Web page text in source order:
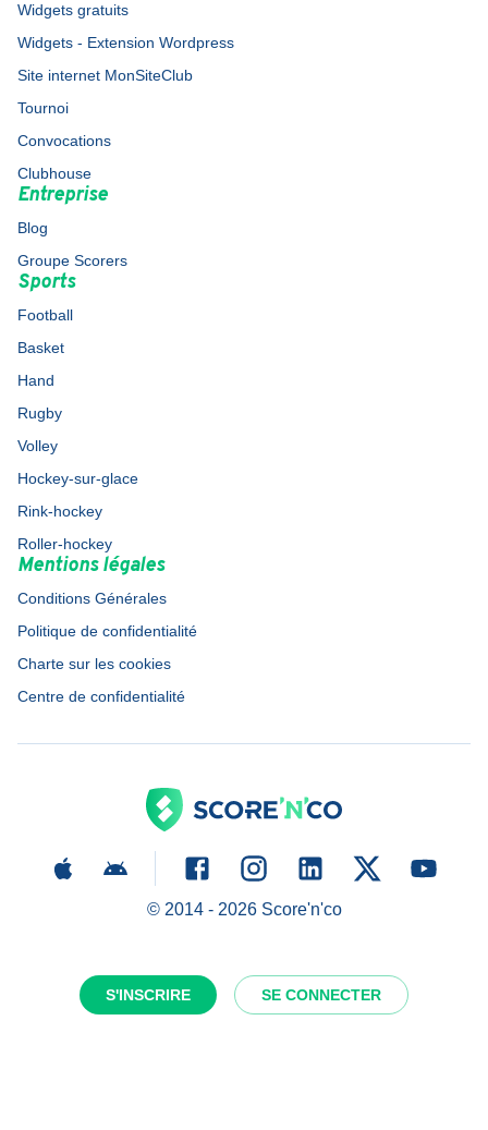
S'INSCRIRE SE CONNECTER
Widgets gratuits
Widgets - Extension Wordpress
Site internet MonSiteClub
Tournoi
Convocations
Clubhouse
Entreprise
Blog
Groupe Scorers
Sports
Football
Basket
Hand
Rugby
Volley
Hockey-sur-glace
Rink-hockey
Roller-hockey
Mentions légales
Conditions Générales
Politique de confidentialité
Charte sur les cookies
Centre de confidentialité
© 2014 - 2026Score'n'co